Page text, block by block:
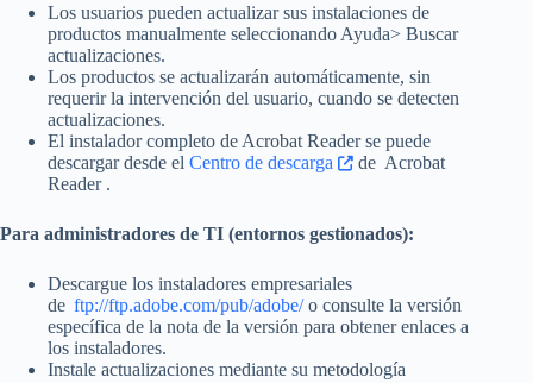
Los usuarios pueden actualizar sus instalaciones de
productos manualmente seleccionando Ayuda> Buscar
actualizaciones.
Los productos se actualizarán automáticamente, sin
requerir la intervención del usuario, cuando se detecten
actualizaciones.
El instalador completo de Acrobat Reader se puede
descargar desde el Centro de descarga
de Acrobat
Reader .
Para administradores de TI (entornos gestionados):
Descargue los instaladores empresariales
de ftp://ftp.adobe.com/pub/adobe/o consulte la versión
específica de la nota de la versión para obtener enlaces a
los instaladores.
Instale actualizaciones mediante su metodología